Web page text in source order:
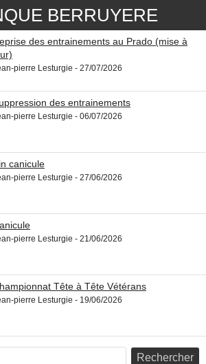
BERRUYERE
des entrainements au Prado (mise à
pierre Lesturgie - 27/07/2026
des entrainements
pierre Lesturgie - 06/07/2026
canicule
pierre Lesturgie - 27/06/2026
pierre Lesturgie - 21/06/2026
Tête à Tête Vétérans
pierre Lesturgie - 19/06/2026
Rechercher